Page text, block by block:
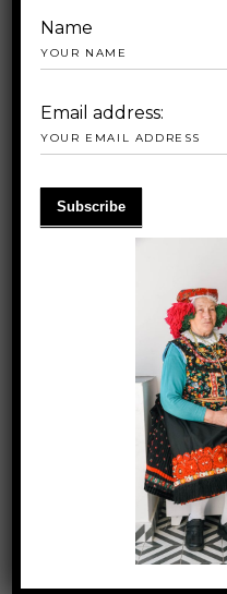
SZÍNEK
Lola
nagyon
Name
Email address: